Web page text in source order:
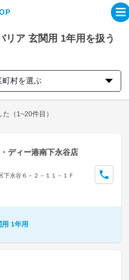
ト
ら
リア 玄関用 1年用を扱う
町村を選ぶ
た （1~20件目）
ディー港南下永谷店
下永谷６－２－１１－１Ｆ
1年用